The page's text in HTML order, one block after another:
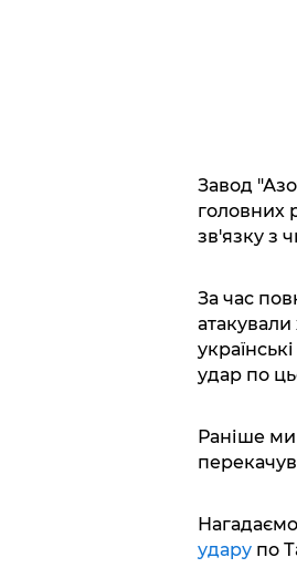
Завод
головних
зв'язку з
За час
удар по
Раніше
удару по